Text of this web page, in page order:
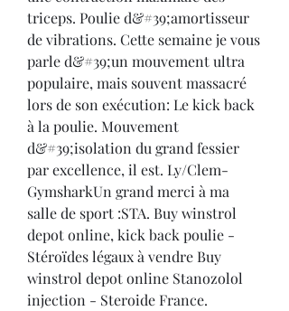
triceps. Poulie d&#39;amortisseur
de vibrations. Cette semaine je vous
parle d&#39;un mouvement ultra
populaire, mais souvent massacré
lors de son exécution: Le kick back
à la poulie. Mouvement
d&#39;isolation du grand fessier
par excellence, il est. Ly/Clem-
GymsharkUn grand merci à ma
salle de sport :STA. Buy winstrol
depot online, kick back poulie -
Stéroïdes légaux à vendre Buy
winstrol depot online Stanozolol
injection - Steroide France.